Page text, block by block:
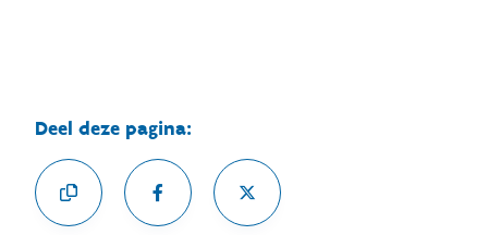
Deel deze pagina: